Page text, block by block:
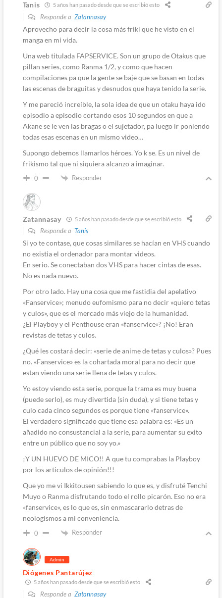
Tanis 5 años han pasado desde que se escribió esto
Responde a Zatannasay
Aprovecho para decir la cosa más friki que he visto en el
manga en mi vida.
Una web titulada FAPSERVICE. Son un grupo de Otakus que
pillan series, como Ranma 1/2, y como que hacen
compilaciones pa que la gente se baje que se basan en todas
las escenas de braguitas y desnudos que haya tenido la serie.
Y me pareció increíble, la sola idea de que un otaku haya ido
episodio a episodio cortando esos 10 segundos en que a
Akane se le ven las bragas o el sujetador, pa luego ir poniendo
todas esas escenas en un mismo video…
Supongo debemos llamarlos héroes. Yo k se. Es un nivel de
frikismo tal que ni siquiera alcanzo a imaginar.
0 Responder
Zatannasay 5 años han pasado desde que se escribió esto
Responde a Tanis
Si yo te contase, que cosas similares se hacían en VHS cuando
no existia el ordenador para montar videos.
En serio. Se conectaban dos VHS para hacer cintas de esas.
No es nada nuevo.
Por otro lado. Hay una cosa que me fastidia del apelativo
«Fanservice»; menudo eufomismo para no decir «quiero tetas
y culos», que es el mercado más viejo de la humanidad.
¿El Playboy y el Penthouse eran «fanservice»? ¡No! Eran
revistas de tetas y culos.
¿Qué les costará decir: «serie de anime de tetas y culos»? Pues
no. «Fanservice» es la cohartada moral para no decir que
estan viendo una serie llena de tetas y culos.
Yo estoy viendo esta serie, porque la trama es muy buena
(puede serlo), es muy divertida (sin duda), y si tiene tetas y
culo cada cinco segundos es porque tiene «fanservice».
El verdadero significado que tiene esa palabra es: «Es un
añadido no consustancial a la serie, para aumentar su exito
entre un público que no soy yo.»
¡Y UN HUEVO DE MICO!! A que tu comprabas la Playboy
por los articulos de opinión!!!
Que yo me vi Ikkitousen sabiendo lo que es, y disfruté Tenchi
Muyo o Ranma disfrutando todo el rollo picarón. Eso no era
«fanservice», es lo que es, sin enmascararlo detras de
neologismos a mi conveniencia.
0 Responder
Admin
Diógenes Pantarújez
5 años han pasado desde que se escribió esto
Responde a Zatannasay